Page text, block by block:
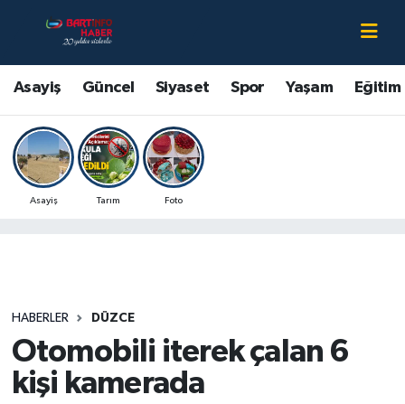
Asayiş Güncel Siyaset Spor Yaşam Eğitim
Asayiş Tarım Foto
HABERLER DÜZCE
Otomobili iterek çalan 6
kişi kamerada
Asayiş
Bartın Hakkında
Çevre
Eğitim
Kültür-Sanat
Magazin
Bartın Nöbetçi Eczaneler
Bartın Hava Durumu
Bartin Namaz Vakitleri
Bartın Trafik Yoğunluk Haritası
Son Dakika Haberleri
Haber Arşivi